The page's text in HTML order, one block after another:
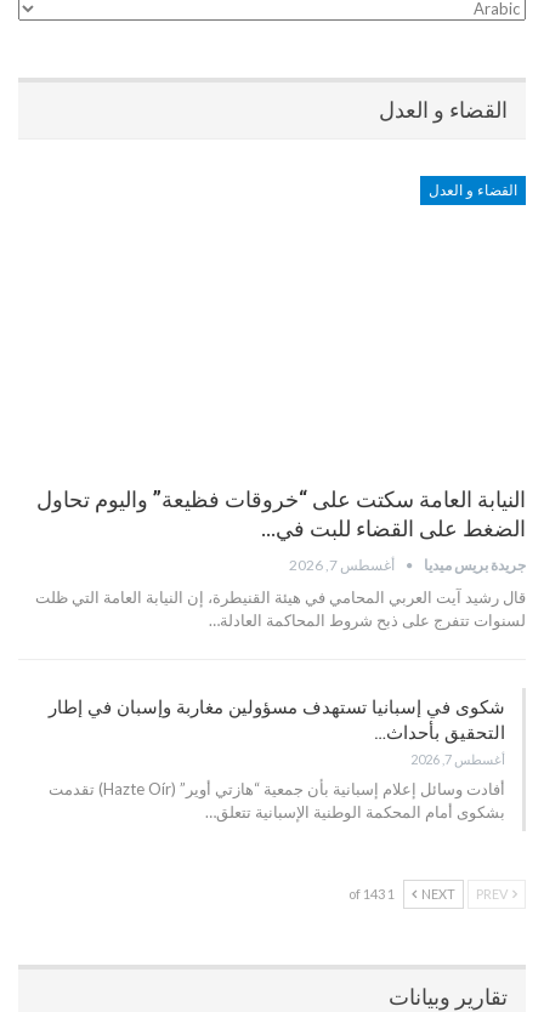
القضاء و العدل
القضاء و العدل
النيابة العامة سكتت على “خروقات فظيعة” واليوم تحاول
الضغط على القضاء للبت في…
جريدة بريس ميديا أغسطس 7, 2026
قال رشيد آيت العربي المحامي في هيئة القنيطرة، إن النيابة العامة التي ظلت
لسنوات تتفرج على ذبح شروط المحاكمة العادلة…
شكوى في إسبانيا تستهدف مسؤولين مغاربة وإسبان في إطار
التحقيق بأحداث…
أغسطس 7, 2026
أفادت وسائل إعلام إسبانية بأن جمعية “هازتي أوير” (Hazte Oír) تقدمت
بشكوى أمام المحكمة الوطنية الإسبانية تتعلق…
NEXT
1 of 143
تقارير وبيانات